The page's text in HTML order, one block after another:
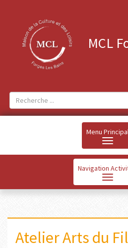
MCL
Menu Principal
Navigation
Atelier Arts du